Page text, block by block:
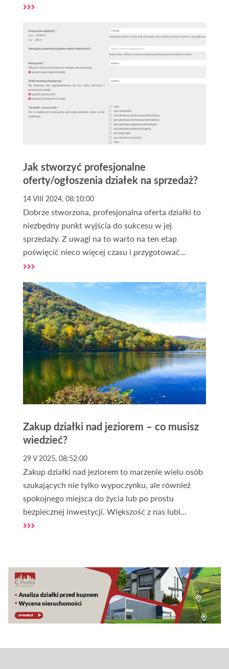
planujących budowę domu, jak i inwestorów
pomocy profesjonalnego biura nieruchomości
możesz znaleźć grunt dopasowany do swoich
potrzeb – bez ryzyka, stresu i żmudnych
formalności.
Jak stworzyć profesjonalne
oferty/ogłoszenia działek na sprzedaż?
14 VIII 2024, 08:10:00
Dobrze stworzona, profesjonalna oferta działki to
niezbędny punkt wyjścia do sukcesu w jej
sprzedaży. Z uwagi na to warto na ten etap
poświęcić nieco więcej czasu i przygotować
ogłoszenie w sposób poprawny. Co zatem powinna
gruntu? Jak dodać
darmowe ogłoszenia działek?
Zakup działki nad jeziorem – co musisz
wiedzieć?
29 V 2025, 08:52:00
Zakup działki nad jeziorem to marzenie wielu osób
szukających nie tylko wypoczynku, ale również
spokojnego miejsca do życia lub po prostu
bezpiecznej inwestycji. Większość z nas lubi
bliskość wody, kontakt z naturą i ciszę, dlatego
uwagę. Są to kwestie formalne i praktyczne – od
rodzaju działki, przez jej uzbrojenie, po możliwość
budowy domu nad jeziorem zgodnie z
obowiązującym prawem.